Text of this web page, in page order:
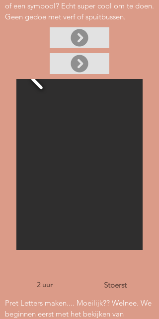
of een symbool? Echt super cool om te doen.
Geen gedoe met verf of spuitbussen.
2 uur
Stoerst
Pret Letters maken.... Moeilijk?? Welnee. We
beginnen eerst met het bekijken van